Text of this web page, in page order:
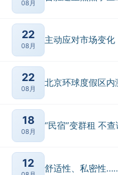
08月
22
08月
主动应对市场变
22
08月
北京环球度假区
18
08月
“民宿”变群租 不
12 舒适性、私密性